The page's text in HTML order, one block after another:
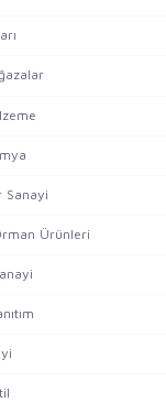
Sanayi
Ürünleri